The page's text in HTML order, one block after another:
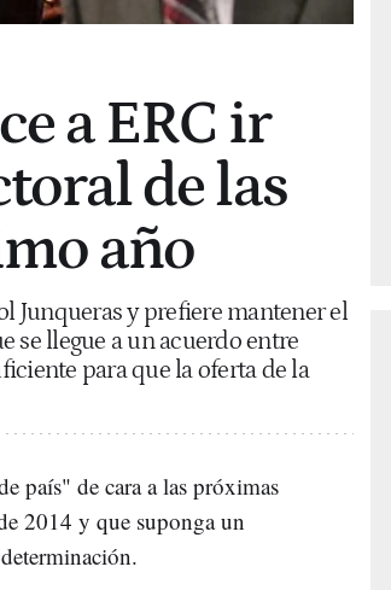
a ERC ir
de las
año
Junqueras y prefiere mantener el
se llegue a un acuerdo entre
para que la oferta de la
país" de cara a las próximas
2014 y que suponga un